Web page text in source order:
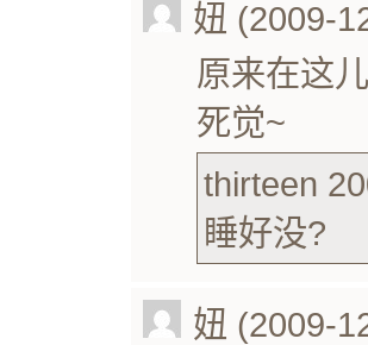
妞 (2009-
原来在这儿
死觉~
thirteen
睡好没?
妞 (2009-